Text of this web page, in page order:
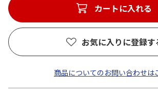
カートに入れる
お気に入りに登録す
商品についてのお問い合わせは